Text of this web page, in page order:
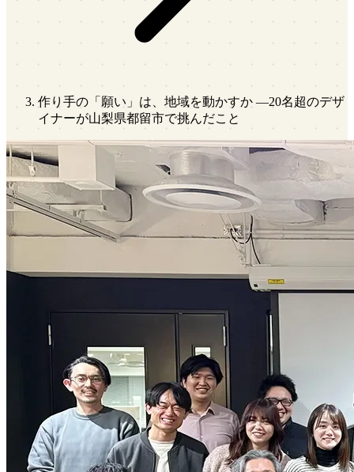
作り手の「願い」は、地域を動かすか ―20名超のデザ
イナーが山梨県都留市で挑んだこと